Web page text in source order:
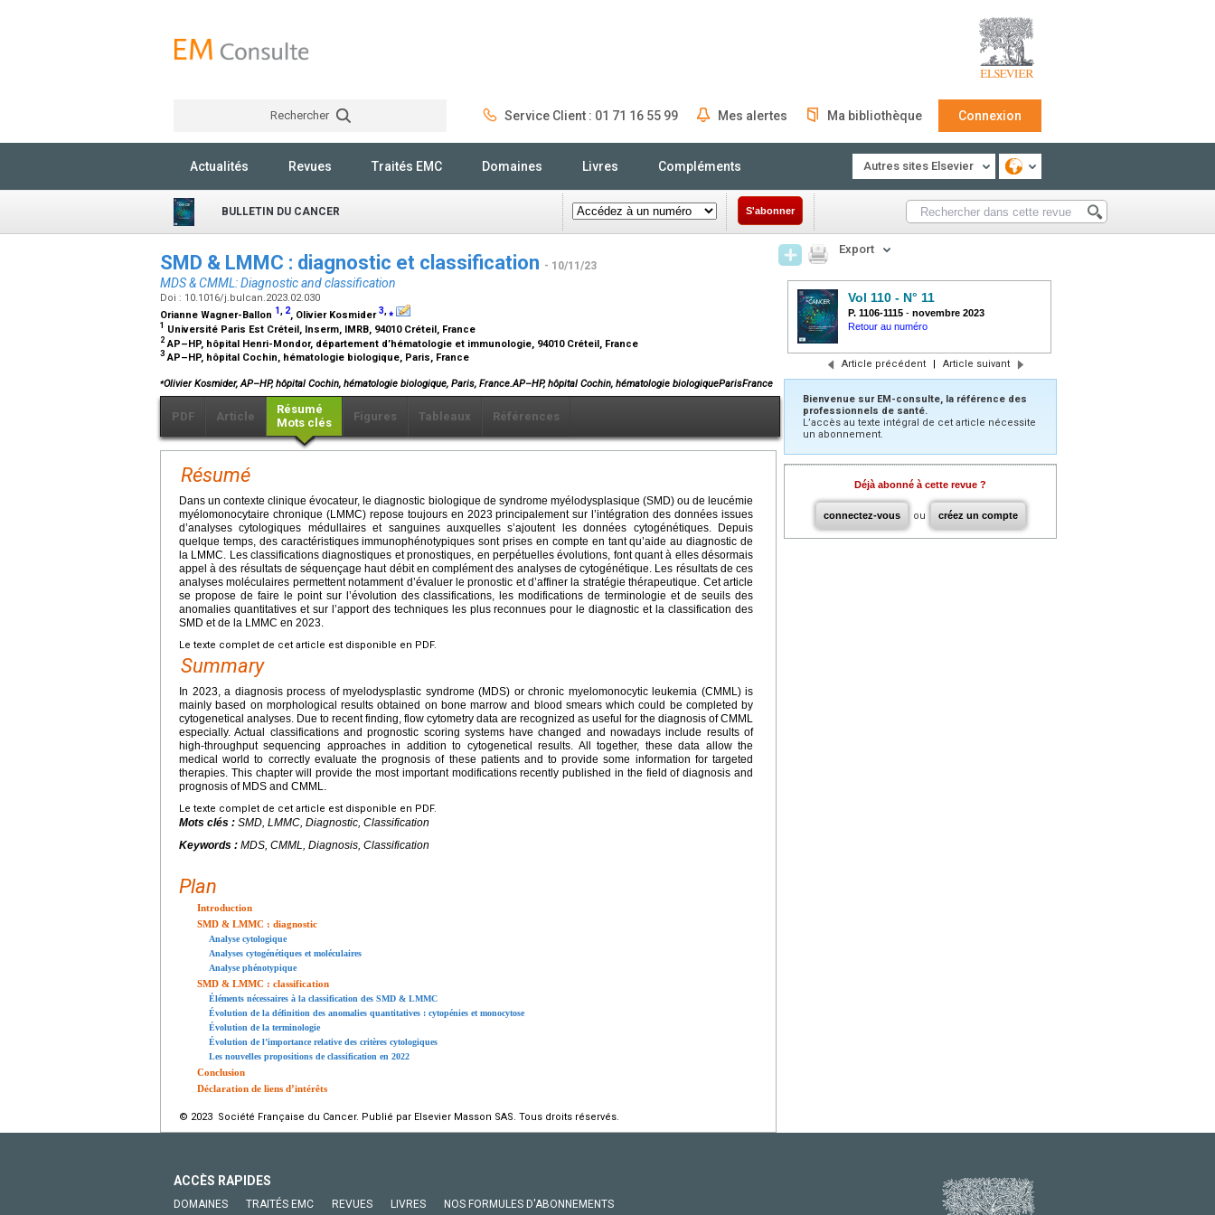
Rechercher Service Client : 01 71 16 55 99 Mes alertes Ma bibliothèque Connexion
Actualités Revues Traités EMC Domaines Livres Compléments Autres sites Elsevier
BULLETIN DU CANCER S'abonner
SMD & LMMC : diagnostic et classification - 10/11/23
MDS & CMML: Diagnostic and classification
Doi : 10.1016/j.bulcan.2023.02.030
Orianne Wagner-Ballon 1, 2, Olivier Kosmider3,⁎
1 Université Paris Est Créteil, Inserm, IMRB, 94010 Créteil, France
2 AP–HP, hôpital Henri-Mondor, département d’hématologie et immunologie, 94010 Créteil, France
3 AP–HP, hôpital Cochin, hématologie biologique, Paris, France
⁎Olivier Kosmider, AP–HP, hôpital Cochin, hématologie biologique, Paris, France.AP–HP, hôpital Cochin, hématologie biologiqueParisFrance
PDF Article
Résumé
Mots clés
Figures Tableaux Références
Résumé
Dans un contexte clinique évocateur, le diagnostic biologique de syndrome myélodysplasique (SMD) ou de leucémie
myélomonocytaire chronique (LMMC) repose toujours en 2023 principalement sur l’intégration des données issues
d’analyses cytologiques médullaires et sanguines auxquelles s’ajoutent les données cytogénétiques. Depuis
quelque temps, des caractéristiques immunophénotypiques sont prises en compte en tant qu’aide au diagnostic de
la LMMC. Les classifications diagnostiques et pronostiques, en perpétuelles évolutions, font quant à elles désormais
appel à des résultats de séquençage haut débit en complément des analyses de cytogénétique. Les résultats de ces
analyses moléculaires permettent notamment d’évaluer le pronostic et d’affiner la stratégie thérapeutique. Cet article
se propose de faire le point sur l’évolution des classifications, les modifications de terminologie et de seuils des
anomalies quantitatives et sur l’apport des techniques les plus reconnues pour le diagnostic et la classification des
SMD et de la LMMC en 2023.
Le texte complet de cet article est disponible en PDF.
Summary
In 2023, a diagnosis process of myelodysplastic syndrome (MDS) or chronic myelomonocytic leukemia (CMML) is
mainly based on morphological results obtained on bone marrow and blood smears which could be completed by
cytogenetical analyses. Due to recent finding, flow cytometry data are recognized as useful for the diagnosis of CMML
especially. Actual classifications and prognostic scoring systems have changed and nowadays include results of
high-throughput sequencing approaches in addition to cytogenetical results. All together, these data allow the
medical world to correctly evaluate the prognosis of these patients and to provide some information for targeted
therapies. This chapter will provide the most important modifications recently published in the field of diagnosis and
prognosis of MDS and CMML.
Le texte complet de cet article est disponible en PDF.
Mots clés : SMD, LMMC, Diagnostic, Classification
Keywords : MDS, CMML, Diagnosis, Classification
Plan
Introduction
SMD & LMMC : diagnostic
Analyse cytologique
Analyses cytogénétiques et moléculaires
Analyse phénotypique
SMD & LMMC : classification
Éléments nécessaires à la classification des SMD & LMMC
Évolution de la définition des anomalies quantitatives : cytopénies et monocytose
Évolution de la terminologie
Évolution de l’importance relative des critères cytologiques
Les nouvelles propositions de classification en 2022
Conclusion
Déclaration de liens d’intérêts
© 2023 Société Française du Cancer. Publié par Elsevier Masson SAS. Tous droits réservés.
Export
Vol 110 - N° 11
P. 1106-1115 - novembre 2023
Retour au numéro
Article précédent | Article suivant
Bienvenue sur EM-consulte, la référence des
professionnels de santé.
L’accès au texte intégral de cet article nécessite
un abonnement.
Déjà abonné à cette revue ?
connectez-vous ou créez un compte
ACCÈS RAPIDES
DOMAINES TRAITÉS EMC REVUES LIVRES NOS FORMULES D'ABONNEMENTS